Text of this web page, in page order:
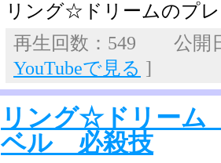
リング☆ドリームのプ
再生回数：549 公開
YouTubeで見る ]
リング☆ドリー
ベル 必殺技